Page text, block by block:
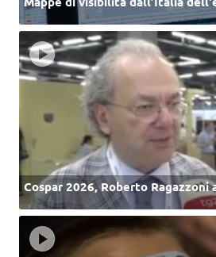
Cospar 2026, Roberto Ragazzoni